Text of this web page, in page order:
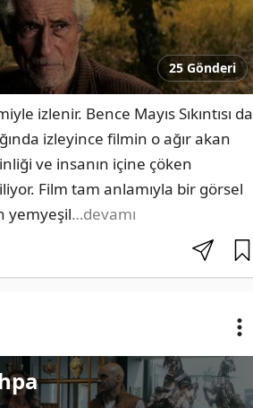
25 Gönderi
izlenir. Bence Mayıs Sıkıntısı da
izleyince filmin o ağır akan
ve insanın içine çöken
Film tam anlamıyla bir görsel
yemyeşil…devamı